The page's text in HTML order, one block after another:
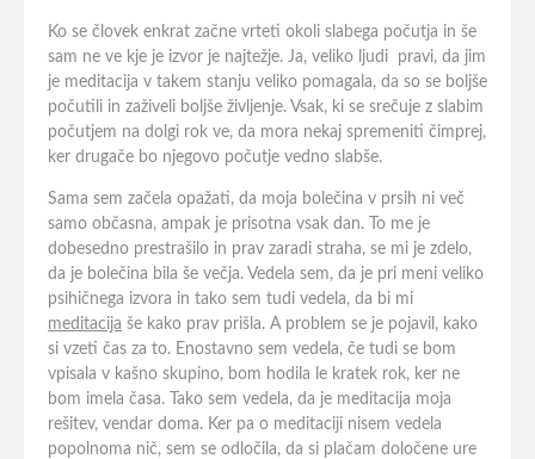
Ko se človek enkrat začne vrteti okoli slabega počutja in še
sam ne ve kje je izvor je najtežje. Ja, veliko ljudi pravi, da jim
je meditacija v takem stanju veliko pomagala, da so se boljše
počutili in zaživeli boljše življenje. Vsak, ki se srečuje z slabim
počutjem na dolgi rok ve, da mora nekaj spremeniti čimprej,
ker drugače bo njegovo počutje vedno slabše.
Sama sem začela opažati, da moja bolečina v prsih ni več
samo občasna, ampak je prisotna vsak dan. To me je
dobesedno prestrašilo in prav zaradi straha, se mi je zdelo,
da je bolečina bila še večja. Vedela sem, da je pri meni veliko
psihičnega izvora in tako sem tudi vedela, da bi mi
meditacija še kako prav prišla. A problem se je pojavil, kako
si vzeti čas za to. Enostavno sem vedela, če tudi se bom
vpisala v kašno skupino, bom hodila le kratek rok, ker ne
bom imela časa. Tako sem vedela, da je meditacija moja
rešitev, vendar doma. Ker pa o meditaciji nisem vedela
popolnoma nič, sem se odločila, da si plačam določene ure